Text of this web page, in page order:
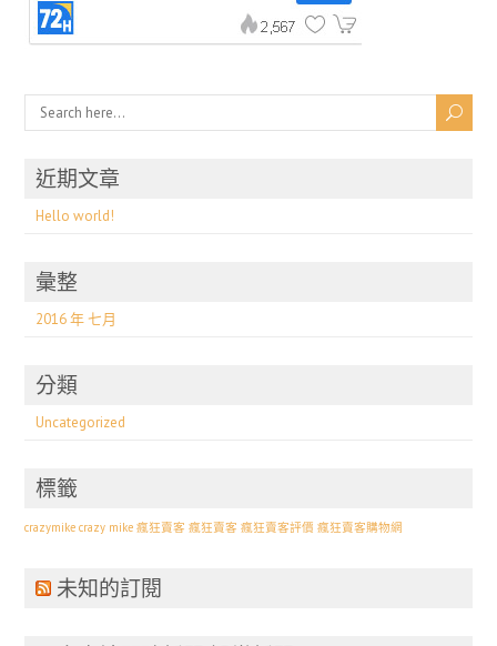
近期文章
Hello world!
彙整
2016 年 七月
分類
Uncategorized
標籤
crazymike crazy mike 瘋狂賣客 瘋狂賣客 瘋狂賣客評價 瘋狂賣客購物網
未知的訂閱